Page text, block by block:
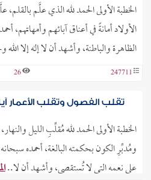
الخطبة الأولى الحمد لله الذي علَّم
الأولاد أمانةً في أعناق آبائهم وأمهاتهم،
الظاهرة والباطنة، وأشهد أن لا إله إلا
247711
26
تقلب الفصول وتقلب الأعمار
الخطبة الأولى الحمد لله مُقلِّبِ الليل
ومُدبِّرِ الكون بحكمته البالغة، أحمده
على نعمه التي لا تُستقصى، وأشهد أن لا..